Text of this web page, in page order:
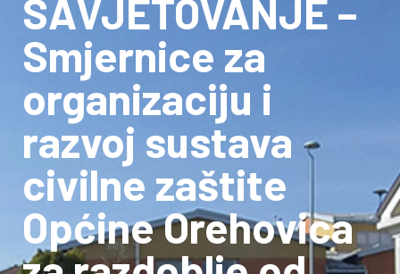
SAVJETOVANJE –
Smjernice za
organizaciju i
razvoj sustava
civilne zaštite
Općine Orehovica